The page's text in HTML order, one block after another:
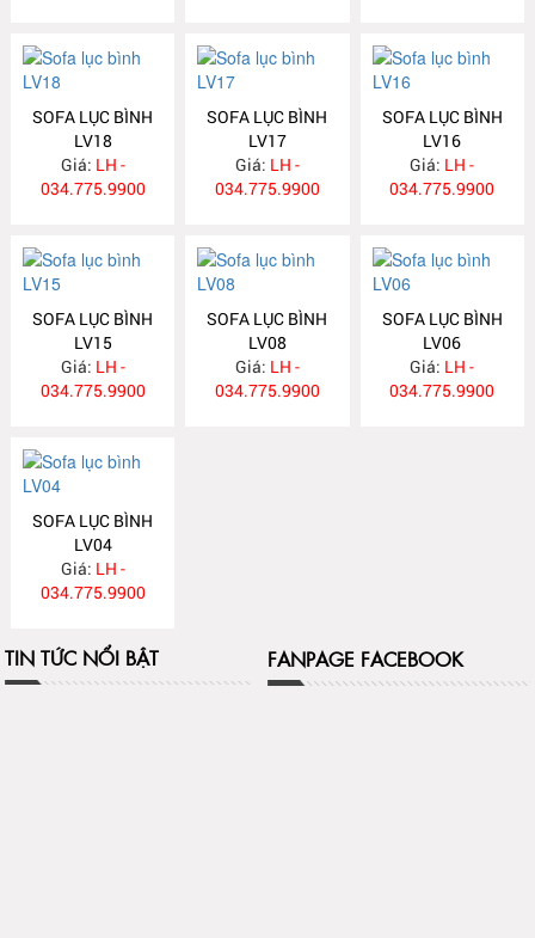
SOFA LỤC BÌNH
LV18
Giá: LH -
034.775.9900
SOFA LỤC BÌNH
LV17
Giá: LH -
034.775.9900
SOFA LỤC BÌNH
LV16
Giá: LH -
034.775.9900
SOFA LỤC BÌNH
LV15
Giá: LH -
034.775.9900
SOFA LỤC BÌNH
LV08
Giá: LH -
034.775.9900
SOFA LỤC BÌNH
LV06
Giá: LH -
034.775.9900
SOFA LỤC BÌNH
LV04
Giá: LH -
034.775.9900
TIN TỨC NỔI BẬT FANPAGE FACEBOOK